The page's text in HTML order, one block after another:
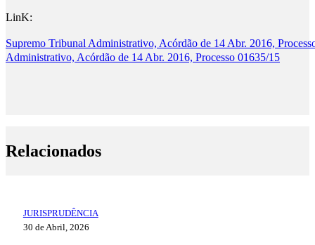
LinK:
Supremo Tribunal Administrativo, Acórdão de 14 Abr. 2016,
Administrativo, Acórdão de 14 Abr. 2016, Processo 01635/15
Relacionados
JURISPRUDÊNCIA
30 de Abril, 2026